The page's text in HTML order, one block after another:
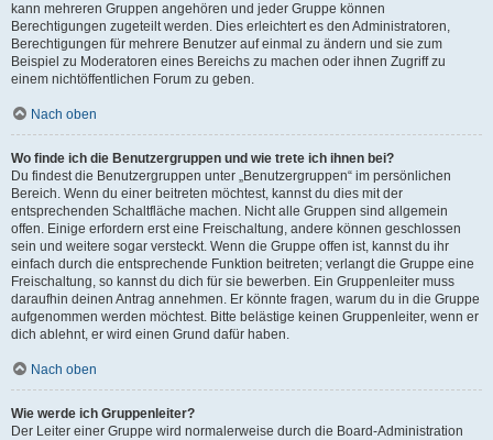
kann mehreren Gruppen angehören und jeder Gruppe können
Berechtigungen zugeteilt werden. Dies erleichtert es den Administratoren,
Berechtigungen für mehrere Benutzer auf einmal zu ändern und sie zum
Beispiel zu Moderatoren eines Bereichs zu machen oder ihnen Zugriff zu
einem nichtöffentlichen Forum zu geben.
Nach oben
Wo finde ich die Benutzergruppen und wie trete ich ihnen bei?
Du findest die Benutzergruppen unter „Benutzergruppen“ im persönlichen
Bereich. Wenn du einer beitreten möchtest, kannst du dies mit der
entsprechenden Schaltfläche machen. Nicht alle Gruppen sind allgemein
offen. Einige erfordern erst eine Freischaltung, andere können geschlossen
sein und weitere sogar versteckt. Wenn die Gruppe offen ist, kannst du ihr
einfach durch die entsprechende Funktion beitreten; verlangt die Gruppe eine
Freischaltung, so kannst du dich für sie bewerben. Ein Gruppenleiter muss
daraufhin deinen Antrag annehmen. Er könnte fragen, warum du in die Gruppe
aufgenommen werden möchtest. Bitte belästige keinen Gruppenleiter, wenn er
dich ablehnt, er wird einen Grund dafür haben.
Nach oben
Wie werde ich Gruppenleiter?
Der Leiter einer Gruppe wird normalerweise durch die Board-Administration